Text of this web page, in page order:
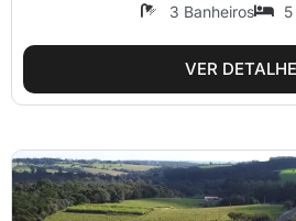
3 Banheiros
VER